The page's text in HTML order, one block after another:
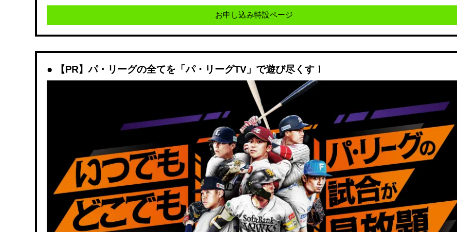
お申し込み特設ページ
【PR】パ・リーグの全てを「パ・リーグTV」で遊び尽くす！